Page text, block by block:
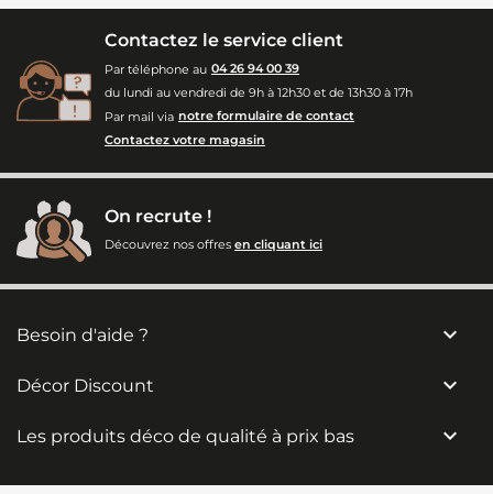
Contactez le service client
Par téléphone au 04 26 94 00 39
du lundi au vendredi de 9h à 12h30 et de 13h30 à 17h
Par mail via notre formulaire de contact
Contactez votre magasin
On recrute !
Découvrez nos offres en cliquant ici
Besoin d'aide ? 
Décor Discount 
Les produits déco de qualité à prix bas 